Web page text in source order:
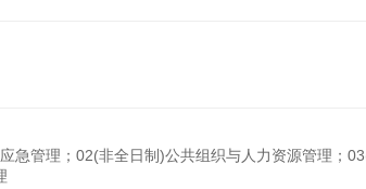
急管理；02(非全日制)公共组织与人力资源管理；